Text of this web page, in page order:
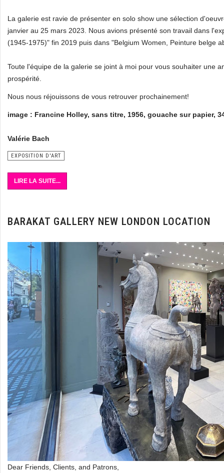
La galerie est ravie de présenter en solo show une sélection
janvier au 25 mars 2023. Nous avions présenté son travail dans
(1945-1975)" fin 2019 puis dans "Belgium Women, Peinture belge
Toute l'équipe de la galerie se joint à moi pour vous souhaiter une
prospérité.
Nous nous réjouissons de vous retrouver prochainement!
image : Francine Holley, sans titre, 1956, gouache sur papier,
Valérie Bach
EXPOSITION D'ART
LIRE LA SUITE...
BARAKAT GALLERY NEW LONDON LOCATION
Dear Friends, Clients, and Patrons,